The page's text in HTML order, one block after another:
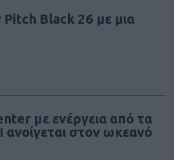
Pitch Black 26 με μια
με ενέργεια από τα
ανοίγεται στον ωκεανό